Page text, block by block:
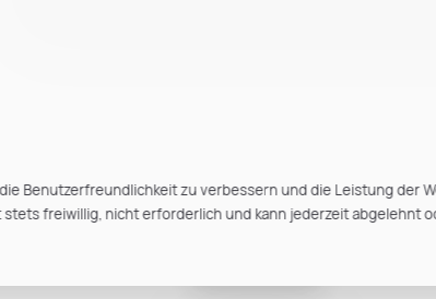
Benutzerfreundlichkeit zu verbessern und die Leistung der
freiwillig, nicht erforderlich und kann jederzeit abgelehnt